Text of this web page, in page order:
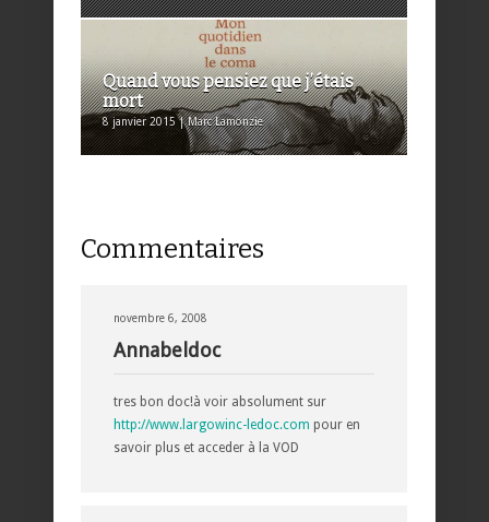
Quand vous pensiez que j’étais
mort
8 janvier 2015 | Marc Lamonzie
Commentaires
novembre 6, 2008
Annabeldoc
tres bon doc!à voir absolument sur
http://www.largowinc-ledoc.com pour en
savoir plus et acceder à la VOD